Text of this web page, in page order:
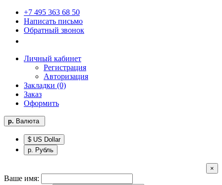
+7 495 363 68 50
Написать письмо
Обратный звонок
Личный кабинет
Регистрация
Авторизация
Закладки (0)
Заказ
Оформить
р. Валюта
$ US Dollar
р. Рубль
×
Ваше имя: